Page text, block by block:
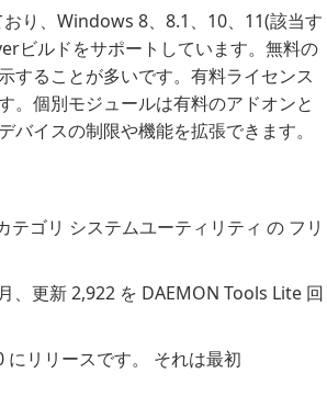
り、Windows 8、8.1、10、11(該当す
ビルドをサポートしています。無料の
することが多いです。有料ライセンス
。個別モジュールは有料のアドオンと
イスの制限や機能を拡張できます。
テゴリ システムユーティリティ の フリ
、更新 2,922 を DAEMON Tools Lite 回
リリースです。 それは最初